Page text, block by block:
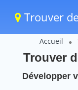
Trouver
Accueil
Trouver
Développer